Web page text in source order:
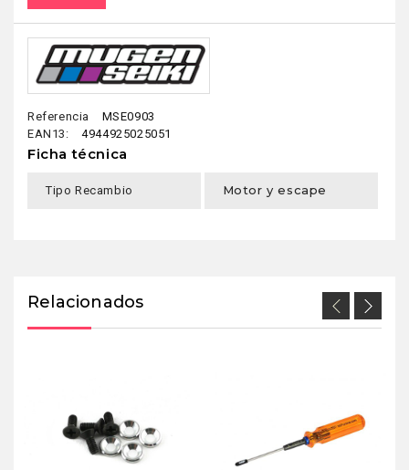
Referencia
MSE0903
EAN13:
4944925025051
Ficha técnica
Tipo Recambio Motor y escape
Relacionados